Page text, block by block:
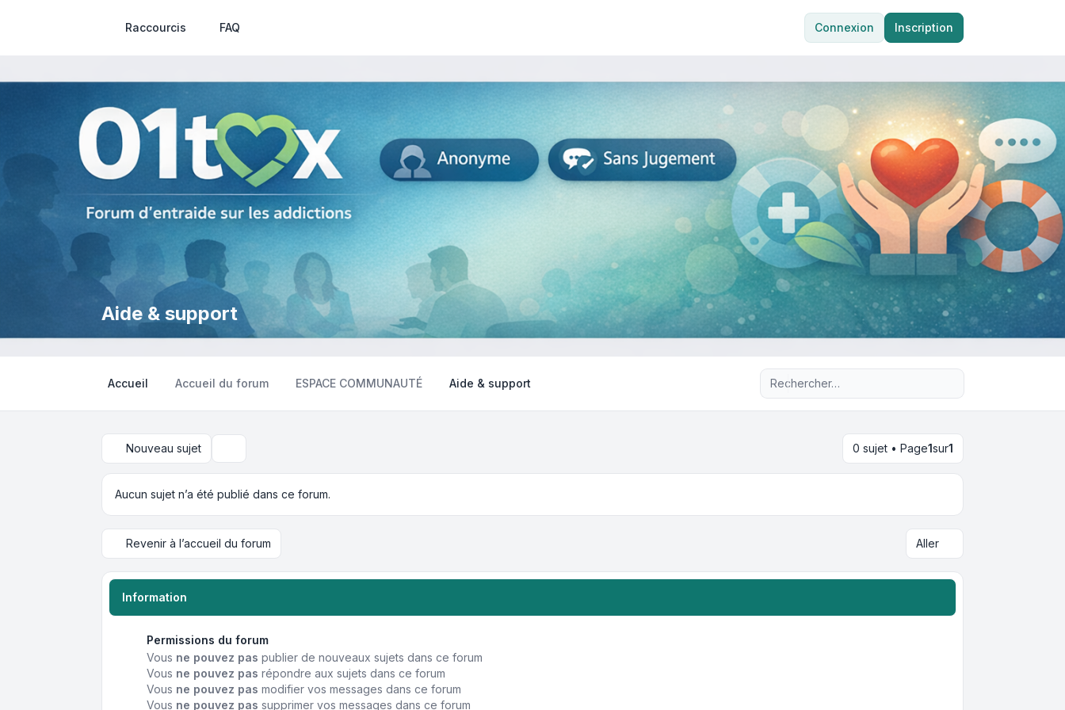
Raccourcis FAQ Connexion Inscription
Aide & support
Accueil Accueil du forum ESPACE COMMUNAUTÉ Aide & support Recherche avancée
Nouveau sujet 0 sujet • Page1sur1
Aucun sujet n’a été publié dans ce forum.
Revenir à l’accueil du forum Aller
Information
Permissions du forum
Vous ne pouvez pas publier de nouveaux sujets dans ce forum
Vous ne pouvez pas répondre aux sujets dans ce forum
Vous ne pouvez pas modifier vos messages dans ce forum
Vous ne pouvez pas supprimer vos messages dans ce forum